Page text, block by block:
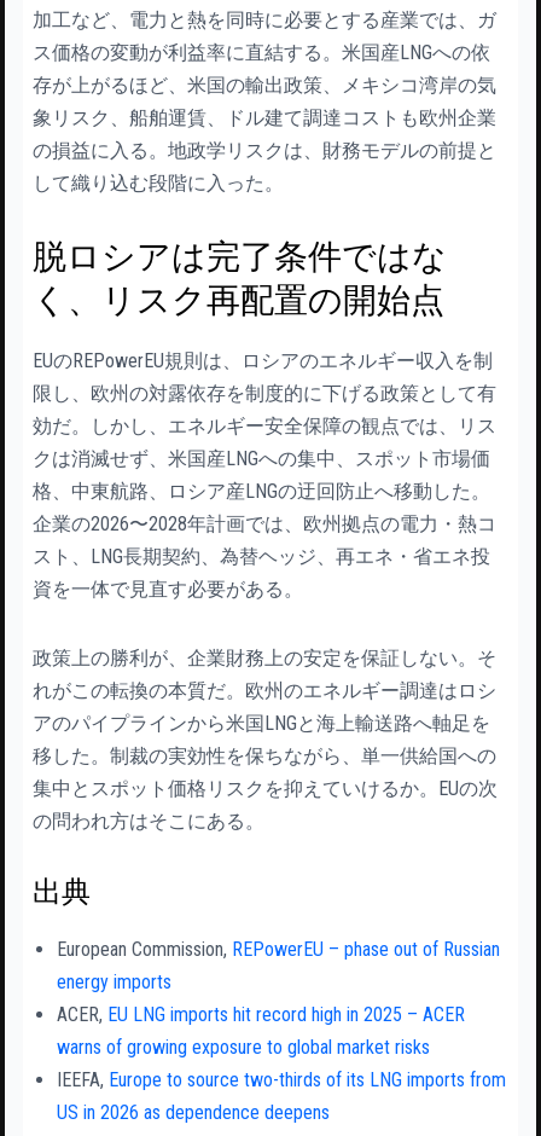
加工など、電力と熱を同時に必要とする産業では、ガ
ス価格の変動が利益率に直結する。米国産LNGへの依
存が上がるほど、米国の輸出政策、メキシコ湾岸の気
象リスク、船舶運賃、ドル建て調達コストも欧州企業
の損益に入る。地政学リスクは、財務モデルの前提と
して織り込む段階に入った。
脱ロシアは完了条件ではな
く、リスク再配置の開始点
EUのREPowerEU規則は、ロシアのエネルギー収入を制
限し、欧州の対露依存を制度的に下げる政策として有
効だ。しかし、エネルギー安全保障の観点では、リス
クは消滅せず、米国産LNGへの集中、スポット市場価
格、中東航路、ロシア産LNGの迂回防止へ移動した。
企業の2026〜2028年計画では、欧州拠点の電力・熱コ
スト、LNG長期契約、為替ヘッジ、再エネ・省エネ投
資を一体で見直す必要がある。
政策上の勝利が、企業財務上の安定を保証しない。そ
れがこの転換の本質だ。欧州のエネルギー調達はロシ
アのパイプラインから米国LNGと海上輸送路へ軸足を
移した。制裁の実効性を保ちながら、単一供給国への
集中とスポット価格リスクを抑えていけるか。EUの次
の問われ方はそこにある。
出典
European Commission, REPowerEU – phase out of Russian
energy imports
ACER, EU LNG imports hit record high in 2025 – ACER
warns of growing exposure to global market risks
IEEFA, Europe to source two-thirds of its LNG imports from
US in 2026 as dependence deepens